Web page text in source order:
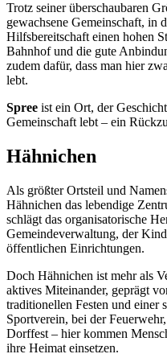
Trotz seiner überschaubaren
gewachsene Gemeinschaft, in
Hilfsbereitschaft einen hohen
Bahnhof und die gute
zudem dafür, dass man hier
lebt.
Spree ist ein Ort, der
Gemeinschaft lebt – ein
Hähnichen
Als größter Ortsteil und
Hähnichen das lebendige
schlägt das organisatorische
Gemeindeverwaltung, der
öffentlichen Einrichtungen.
Doch Hähnichen ist mehr als
aktives Miteinander, geprägt
traditionellen Festen und einer
Sportverein, bei der
Dorffest – hier kommen
ihre Heimat einsetzen.